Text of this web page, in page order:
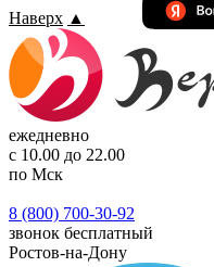
Наверх ▲
ежедневно
с 10.00 до 22.00
по Мск
8 (800) 700-30-92
звонок бесплатный
Ростов-на-Дону